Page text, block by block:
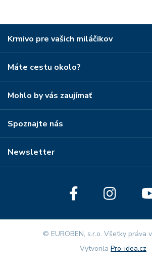
Krmivo pre vašich miláčikov
Máte cestu okolo?
Mohlo by vás zaujímať
Spoznajte nás
Newsletter
© EUROBEN, s.r.o. Všetky práva
Vytvorila Pro-idea.cz